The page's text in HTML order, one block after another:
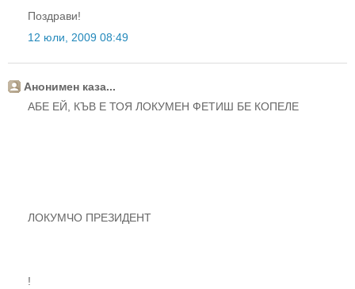
Поздрави!
12 юли, 2009 08:49
Анонимен каза...
АБЕ ЕЙ, КЪВ Е ТОЯ ЛОКУМЕН ФЕТИШ БЕ КОПЕЛЕ
ЛОКУМЧО ПРЕЗИДЕНТ
!